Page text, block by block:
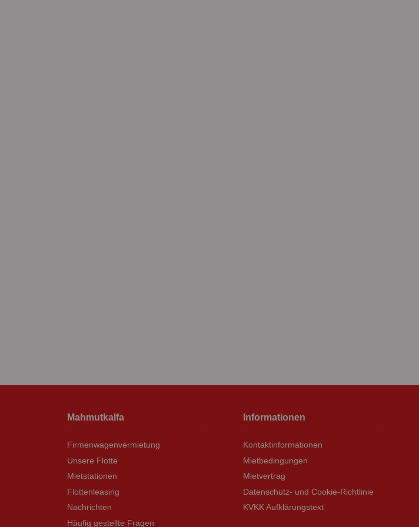
Mahmutkalfa
Firmenwagenvermietung
Unsere Flotte
Mietstationen
Flottenleasing
Nachrichten
Häufig gestellte Fragen
Informationen
Kontaktinformationen
Mietbedingungen
Mietvertrag
Datenschutz- und Cookie-Richtlinie
KVKK Aufklärungstext